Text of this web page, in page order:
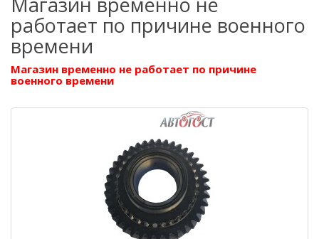
работает по причине военного
времени
Магазин временно не работает по причине
военного времени